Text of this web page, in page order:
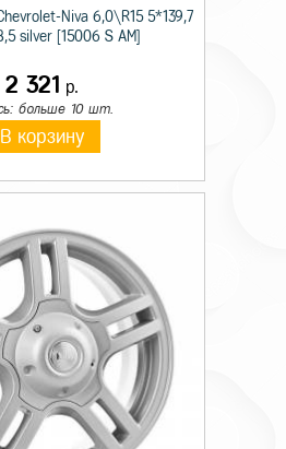
Niva 6,0\R15 5*139,7
silver [15006 S AM]
2 321 р.
больше 10 шт.
В корзину